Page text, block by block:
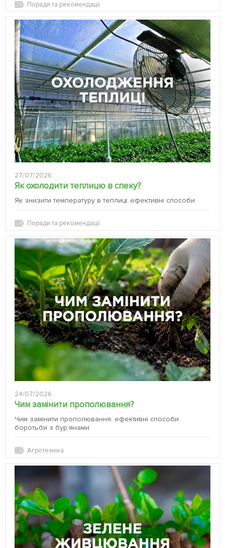
Поради та рекомендації
27/07/2026
Як охолодити теплицю в спеку?
Як знизити температуру в теплиці: ефективні способи
Поради та рекомендації
24/07/2026
Чим замінити прополювання?
Чим замінити прополювання: ефективні способи
боротьби з бур’янами
Агротехніка